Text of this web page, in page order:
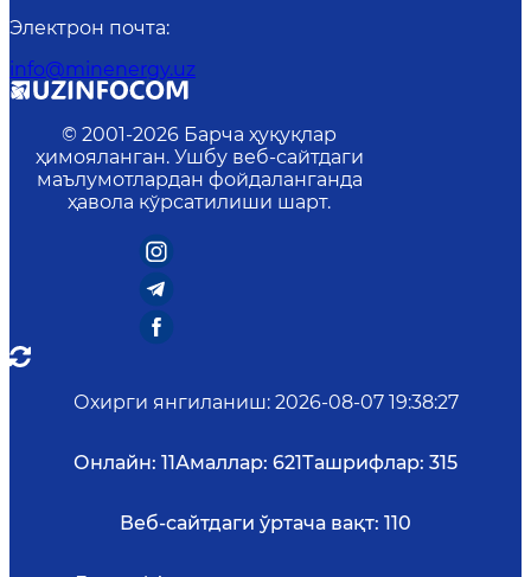
Электрон почта:
info@minenergy.uz
© 2001-2026 Барча ҳуқуқлар
ҳимояланган. Ушбу веб-сайтдаги
маълумотлардан фойдаланганда
ҳавола кўрсатилиши шарт.
Охирги янгиланиш: 2026-08-07 19:38:27
Онлайн: 11Амаллар: 621Ташрифлар: 315
Веб-сайтдаги ўртача вақт: 110